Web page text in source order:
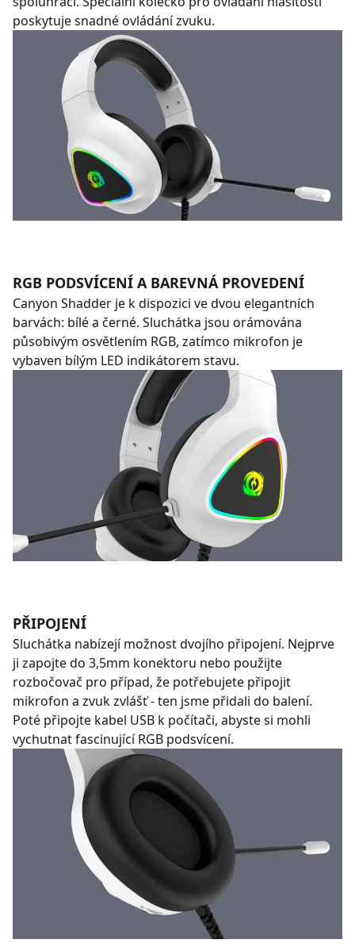
poskytuje snadné ovládání zvuku.
RGB PODSVÍCENÍ A BAREVNÁ PROVEDENÍ
Canyon Shadder je k dispozici ve dvou elegantních
barvách: bílé a černé. Sluchátka jsou orámována
působivým osvětlením RGB, zatímco mikrofon je
vybaven bílým LED indikátorem stavu.
PŘIPOJENÍ
Sluchátka nabízejí možnost dvojího připojení. Nejprve
ji zapojte do 3,5mm konektoru nebo použijte
rozbočovač pro případ, že potřebujete připojit
mikrofon a zvuk zvlášť - ten jsme přidali do balení.
Poté připojte kabel USB k počítači, abyste si mohli
vychutnat fascinující RGB podsvícení.